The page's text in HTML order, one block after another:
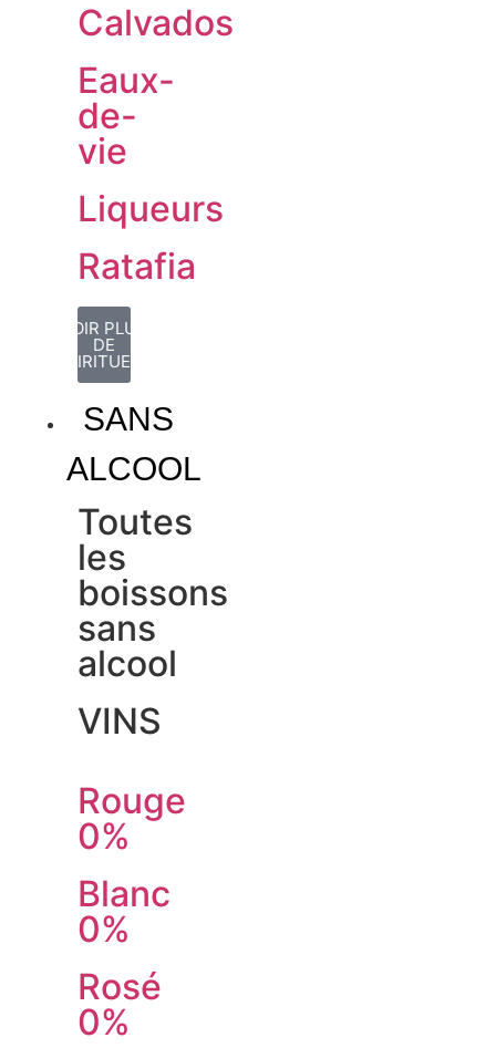
Calvados
Eaux-
de-
vie
Liqueurs
Ratafia
VOIR PLUS
DE
SPIRITUEUX
SANS
ALCOOL
Toutes
les
boissons
sans
alcool
VINS
Rouge
0%
Blanc
0%
Rosé
0%